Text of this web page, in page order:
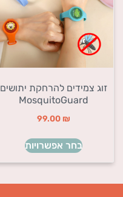
זוג צמידים להרחקת יתושים
MosquitoGuard
99.00 ₪
בחר אפשרויות